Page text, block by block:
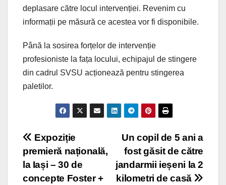
deplasare către locul intervenției. Revenim cu
informații pe măsură ce acestea vor fi disponibile.
Până la sosirea forțelor de intervenție
profesioniste la fața locului, echipajul de stingere
din cadrul SVSU acționează pentru stingerea
paletilor.
Post
navigation
Un copil de 5 ani a
fost găsit de către
jandarmii ieșeni la 2
kilometri de casă
Expoziție
premieră națională,
la Iași – 30 de
concepte Foster +